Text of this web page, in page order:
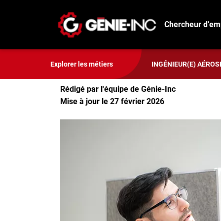
Chercheur
Créez un compte
Emplois
Recherchez un emploi
Compagnies
Explorer les métiers INGÉNIEUR(E)
Ingénieur(e) physique
Rédigé par l'équipe de Génie-Inc
Mise à jour le 27 février 2026